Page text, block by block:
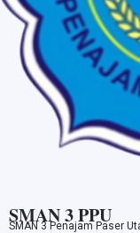
SMAN 3 PPU
SMAN 3 Penajam Paser